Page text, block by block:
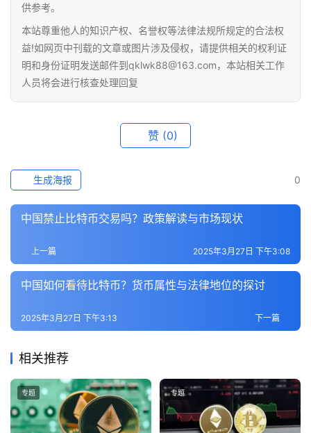
专
题
百
科
供参考。
本站尊重他人的知识产权、名誉权等法律法规所规定的合法权
益!如网页中刊载的文章或图片涉及侵权，请提供相关的权利证
明和身份证明发送邮件到qklwk88@163.com，本站相关工作
人员将会进行核查处理回复
赞 (0)
0
生成海报
中国禁止比特币交易吗？政策解读与市场现状
上一篇 2025年3月27日 下午3:08
中国如何看待比特币？货币属性与法律地位的探讨
下一篇
2025年3月27日 下午3:13
相关推荐
专题 专题